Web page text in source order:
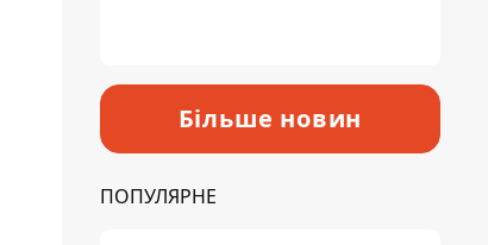
Більше новин
ПОПУЛЯРНЕ